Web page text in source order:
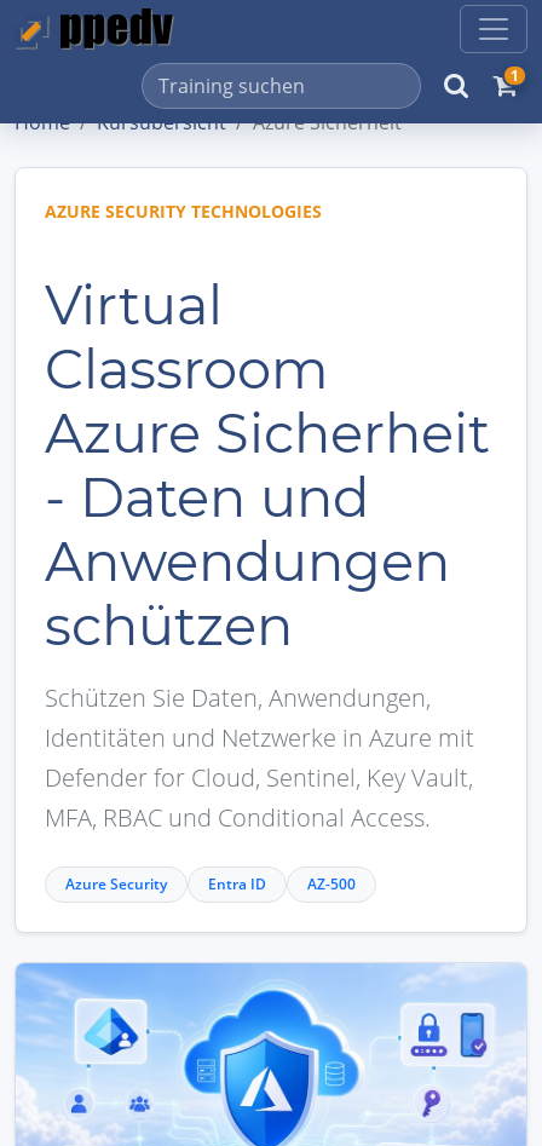
1
Home Kursübersicht Azure Sicherheit
AZURE SECURITY TECHNOLOGIES
Virtual
Classroom
Azure Sicherheit
- Daten und
Anwendungen
schützen
Schützen Sie Daten, Anwendungen,
Identitäten und Netzwerke in Azure mit
Defender for Cloud, Sentinel, Key Vault,
MFA, RBAC und Conditional Access.
Azure Security Entra ID AZ-500